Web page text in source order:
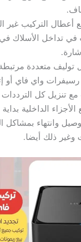
أعطال التركيب غير
في تداخل الأسلاك
توليف متعددة
واي فاي أو
تنزيل كل الترددات
الأجزاء الداخلية
وانتهاء بمشاكل
وغير ذلك أيضا.